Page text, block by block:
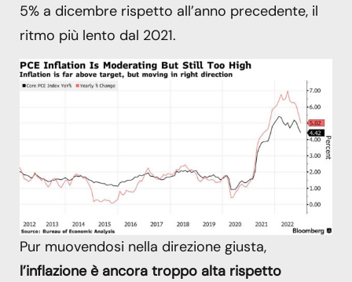
5% a dicembre rispetto all’anno precedente, il
ritmo più lento dal 2021.
Pur muovendosi nella direzione giusta,
l’inflazione è ancora troppo alta rispetto